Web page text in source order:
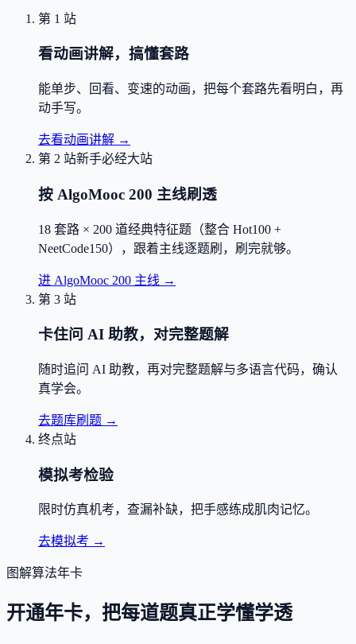
第 1 站
看动画讲解，搞懂套路
能单步、回看、变速的动画，把每个套路先看明白，再
动手写。
去看动画讲解 →
第 2 站新手必经大站
按 AlgoMooc 200 主线刷透
18 套路 × 200 道经典特征题（整合 Hot100 +
NeetCode150），跟着主线逐题刷，刷完就够。
进 AlgoMooc 200 主线 →
第 3 站
卡住问 AI 助教，对完整题解
随时追问 AI 助教，再对完整题解与多语言代码，确认
真学会。
去题库刷题 →
终点站
模拟考检验
限时仿真机考，查漏补缺，把手感练成肌肉记忆。
去模拟考 →
图解算法年卡
开通年卡，把每道题真正学懂学透